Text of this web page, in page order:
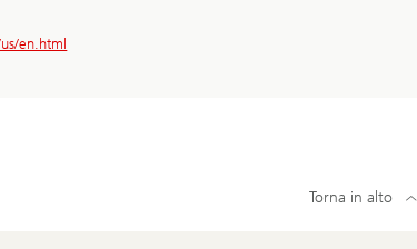
en.html
Torna in alto